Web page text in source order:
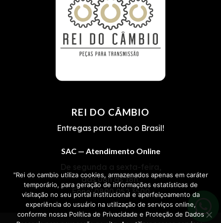
REI DO CÂMBIO
Entregas para todo o Brasil!
SAC — Atendimento Online
De segunda a sexta-feira,
das 08h às 18h.
Fone:0800 052 3500
"Rei do cambio utiliza cookies, armazenados apenas em caráter
temporário, para geração de informações estatísticas de
visitação no seu portal institucional e aperfeiçoamento da
experiência do usuário na utilização de serviços online,
conforme nossa Política de Privacidade e Proteção de Dados